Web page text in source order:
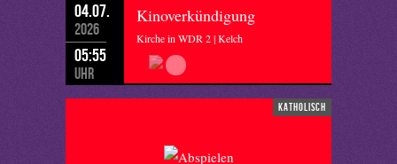
04.07.
2026
05:55
Uhr
Kinoverkündigung
Kirche in WDR 2 | Kelch
katholisch